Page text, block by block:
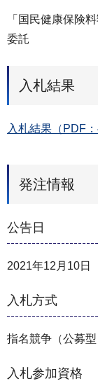
「国⺠健康保険
委託
入札結果
入札結果（PDF：
発注情報
公告日
2021年12月10日
入札方式
指名競争（公募型
入札参加資格